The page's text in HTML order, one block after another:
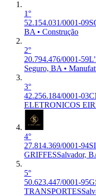
1°
52.154.031/0001-09
BA • Construção
2°
20.794.476/0001-59
Seguro, BA •
3°
42.256.184/0001-03
ELETRONICOS
4°
27.814.369/0001-94
GRIFFESSalvador,
5°
50.623.447/0001-95
TRANSPORTES